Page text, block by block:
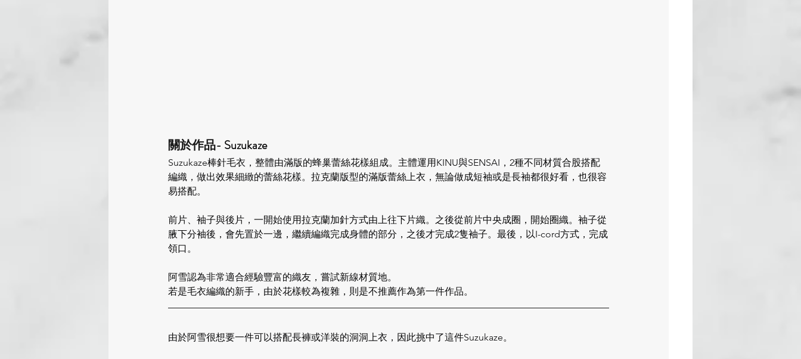
關於作品- Suzukaze
Suzukaze棒針毛衣，整體由滿版的蜂巢蕾絲花樣組成。主體運用KINU與SENSAI，2種不同材質合股搭配
編織，做出效果細緻的蕾絲花樣。 拉克蘭版型的滿版蕾絲上衣，無論做成短袖或是長袖都很好看，也很容
易搭配。
前片、袖子與後片，一開始使用拉克蘭加針方式由上往下片織。之後從前片中央成圈，開始圈織。袖子從
腋下分袖後，會先置於一邊，繼續編織完成身體的部分，之後才完成2隻袖子。最後，以I-cord方式，完成
領口。
阿雪認為非常適合經驗豐富的織友，嘗試新線材質地。
若是毛衣編織的新手，由於花樣較為複雜，則是不推薦作為第一件作品。
由於阿雪很想要一件可以搭配長褲或洋裝的洞洞上衣，因此挑中了這件Suzukaze。